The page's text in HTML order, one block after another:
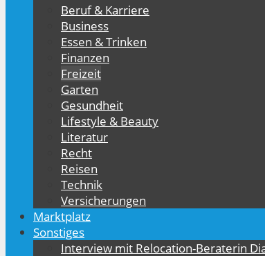
Beruf & Karriere
Business
Essen & Trinken
Finanzen
Freizeit
Garten
Gesundheit
Lifestyle & Beauty
Literatur
Recht
Reisen
Technik
Versicherungen
Marktplatz
Sonstiges
Interview mit Relocation-Beraterin